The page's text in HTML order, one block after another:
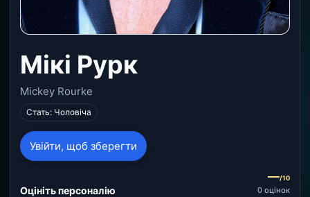
Мікі Рурк
Mickey Rourke
Стать: Чоловіча
Увійти, щоб зберегти
Оцініть персоналію
—/10
0 оцінок